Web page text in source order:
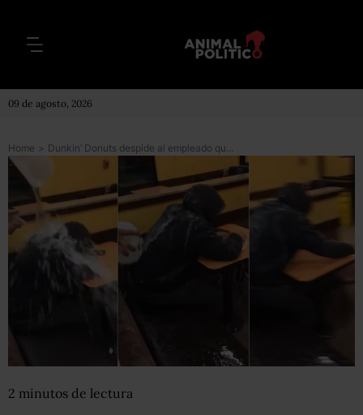
09 de agosto, 2026
Home > Dunkin’ Donuts despide al empleado que lanzó agua sobre un joven sin hogar que descansaba en uno de sus locales
2 minutos de lectura